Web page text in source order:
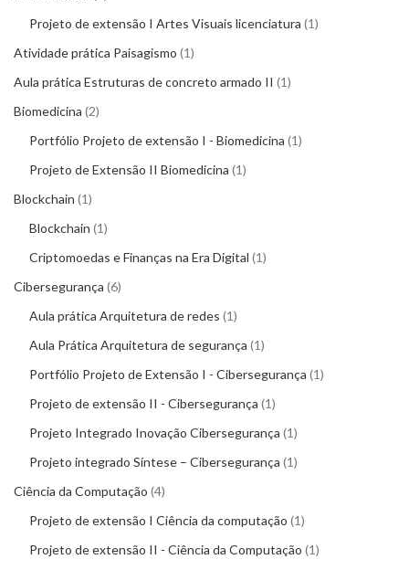
Projeto de extensão I Artes Visuais licenciatura 1
Atividade prática Paisagismo 1
Aula prática Estruturas de concreto armado II 1
Biomedicina 2
Portfólio Projeto de extensão I - Biomedicina 1
Projeto de Extensão II Biomedicina 1
Blockchain 1
Blockchain 1
Criptomoedas e Finanças na Era Digital 1
Cibersegurança 6
Aula prática Arquitetura de redes 1
Aula Prática Arquitetura de segurança 1
Portfólio Projeto de Extensão I - Cibersegurança 1
Projeto de extensão II - Cibersegurança 1
Projeto Integrado Inovação Cibersegurança 1
Projeto integrado Síntese – Cibersegurança 1
Ciência da Computação 4
Projeto de extensão I Ciência da computação 1
Projeto de extensão II - Ciência da Computação 1